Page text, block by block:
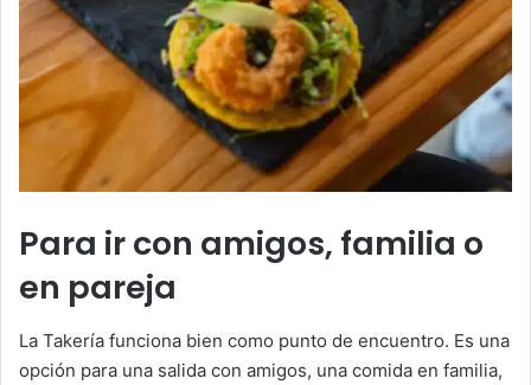
Para ir con amigos, familia o
en pareja
La Takería funciona bien como punto de encuentro. Es una
opción para una salida con amigos, una comida en familia,